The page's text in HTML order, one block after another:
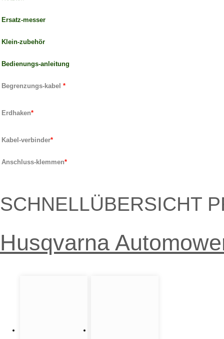
Ersatz-messer
Klein-zubehör
Bedienungs-anleitung
Begrenzungs-kabel *
Erdhaken*
Kabel-verbinder*
Anschluss-klemmen*
SCHNELLÜBERSICHT
Husqvarna